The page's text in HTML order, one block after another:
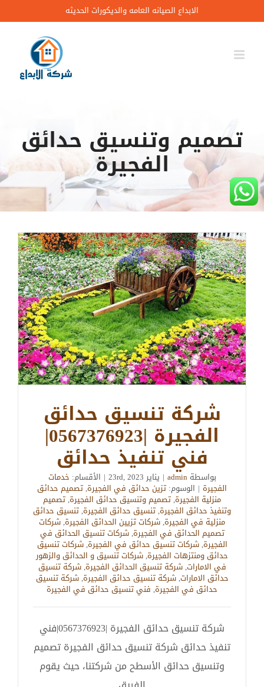
to
content
الابداع الصيانه العامه والديكورات الحديثه
تصميم وتنسيق حدائق
الفجيرة
شركة تنسيق حدائق
الفجيرة |0567376923|
فني تنفيذ حدائق
بواسطةadmin
| يناير 23rd, 2023 | الأقسام: خدمات
الفجيرة | الوسوم: تزين حدائق في الفجيرة,تصميم حدائق
منزلية الفجيرة,تصميم وتنسيق حدائق الفجيرة,تصميم
وتنفيذ حدائق الفجيرة,تنسيق حدائق الفجيرة,تنسيق حدائق
منزلية في الفجيرة,شركات تزيين الحدائق الفجيرة,شركات
تصميم الحدائق في الفجيرة,شركات تنسيق الحدائق في
الفجيرة,شركات تنسيق حدائق في الفجيرة,شركات تنسيق
حدائق ومنتزهات الفجيرة,شركات تنسيق و الحدائق والزهور
في الامارات,شركة تنسيق الحدائق الفجيرة,شركة تنسيق
حدائق الامارات,شركة تنسيق حدائق الفجيرة,شركة تنسيق
حدائق في الفجيرة, فني تنسيق حدائق في الفجيرة
شركة تنسيق حدائق الفجيرة |0567376923|فني
تنفيذ حدائق شركة تنسيق حدائق الفجيرة تصميم
وتنسيق حدائق الأسطح من شركتنا، حيث يقوم